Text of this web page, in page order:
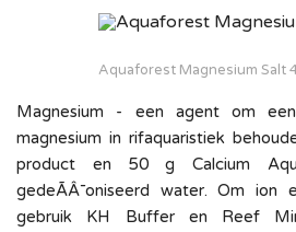
Aquaforest Magnesium Salt
Magnesium - een agent om
magnesium in rifaquaristiek
product en 50 g Calcium
gedeÃÂ¯oniseerd water. Om ion
gebruik KH Buffer en Reef